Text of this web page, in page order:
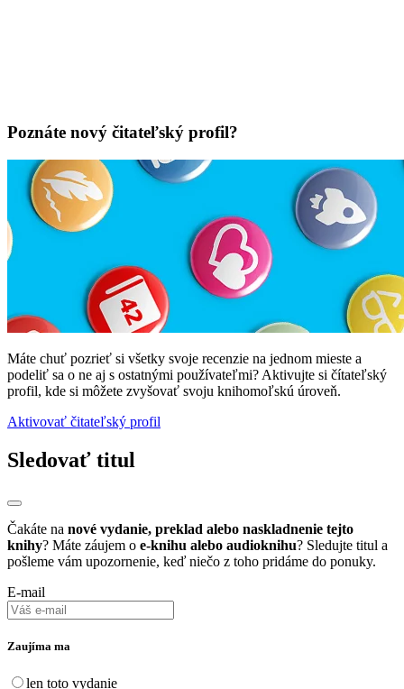
Poznáte nový čitateľský profil?
Máte chuť pozrieť si všetky svoje recenzie na jednom mieste a
podeliť sa o ne aj s ostatnými používateľmi? Aktivujte si čítateľský
profil, kde si môžete zvyšovať svoju knihomoľskú úroveň.
Aktivovať čitateľský profil
Sledovať titul
Čakáte na nové vydanie, preklad alebo naskladnenie tejto
knihy? Máte záujem o e-knihu alebo audioknihu? Sledujte titul a
pošleme vám upozornenie, keď niečo z toho pridáme do ponuky.
E-mail
Zaujíma ma
len toto vydanie